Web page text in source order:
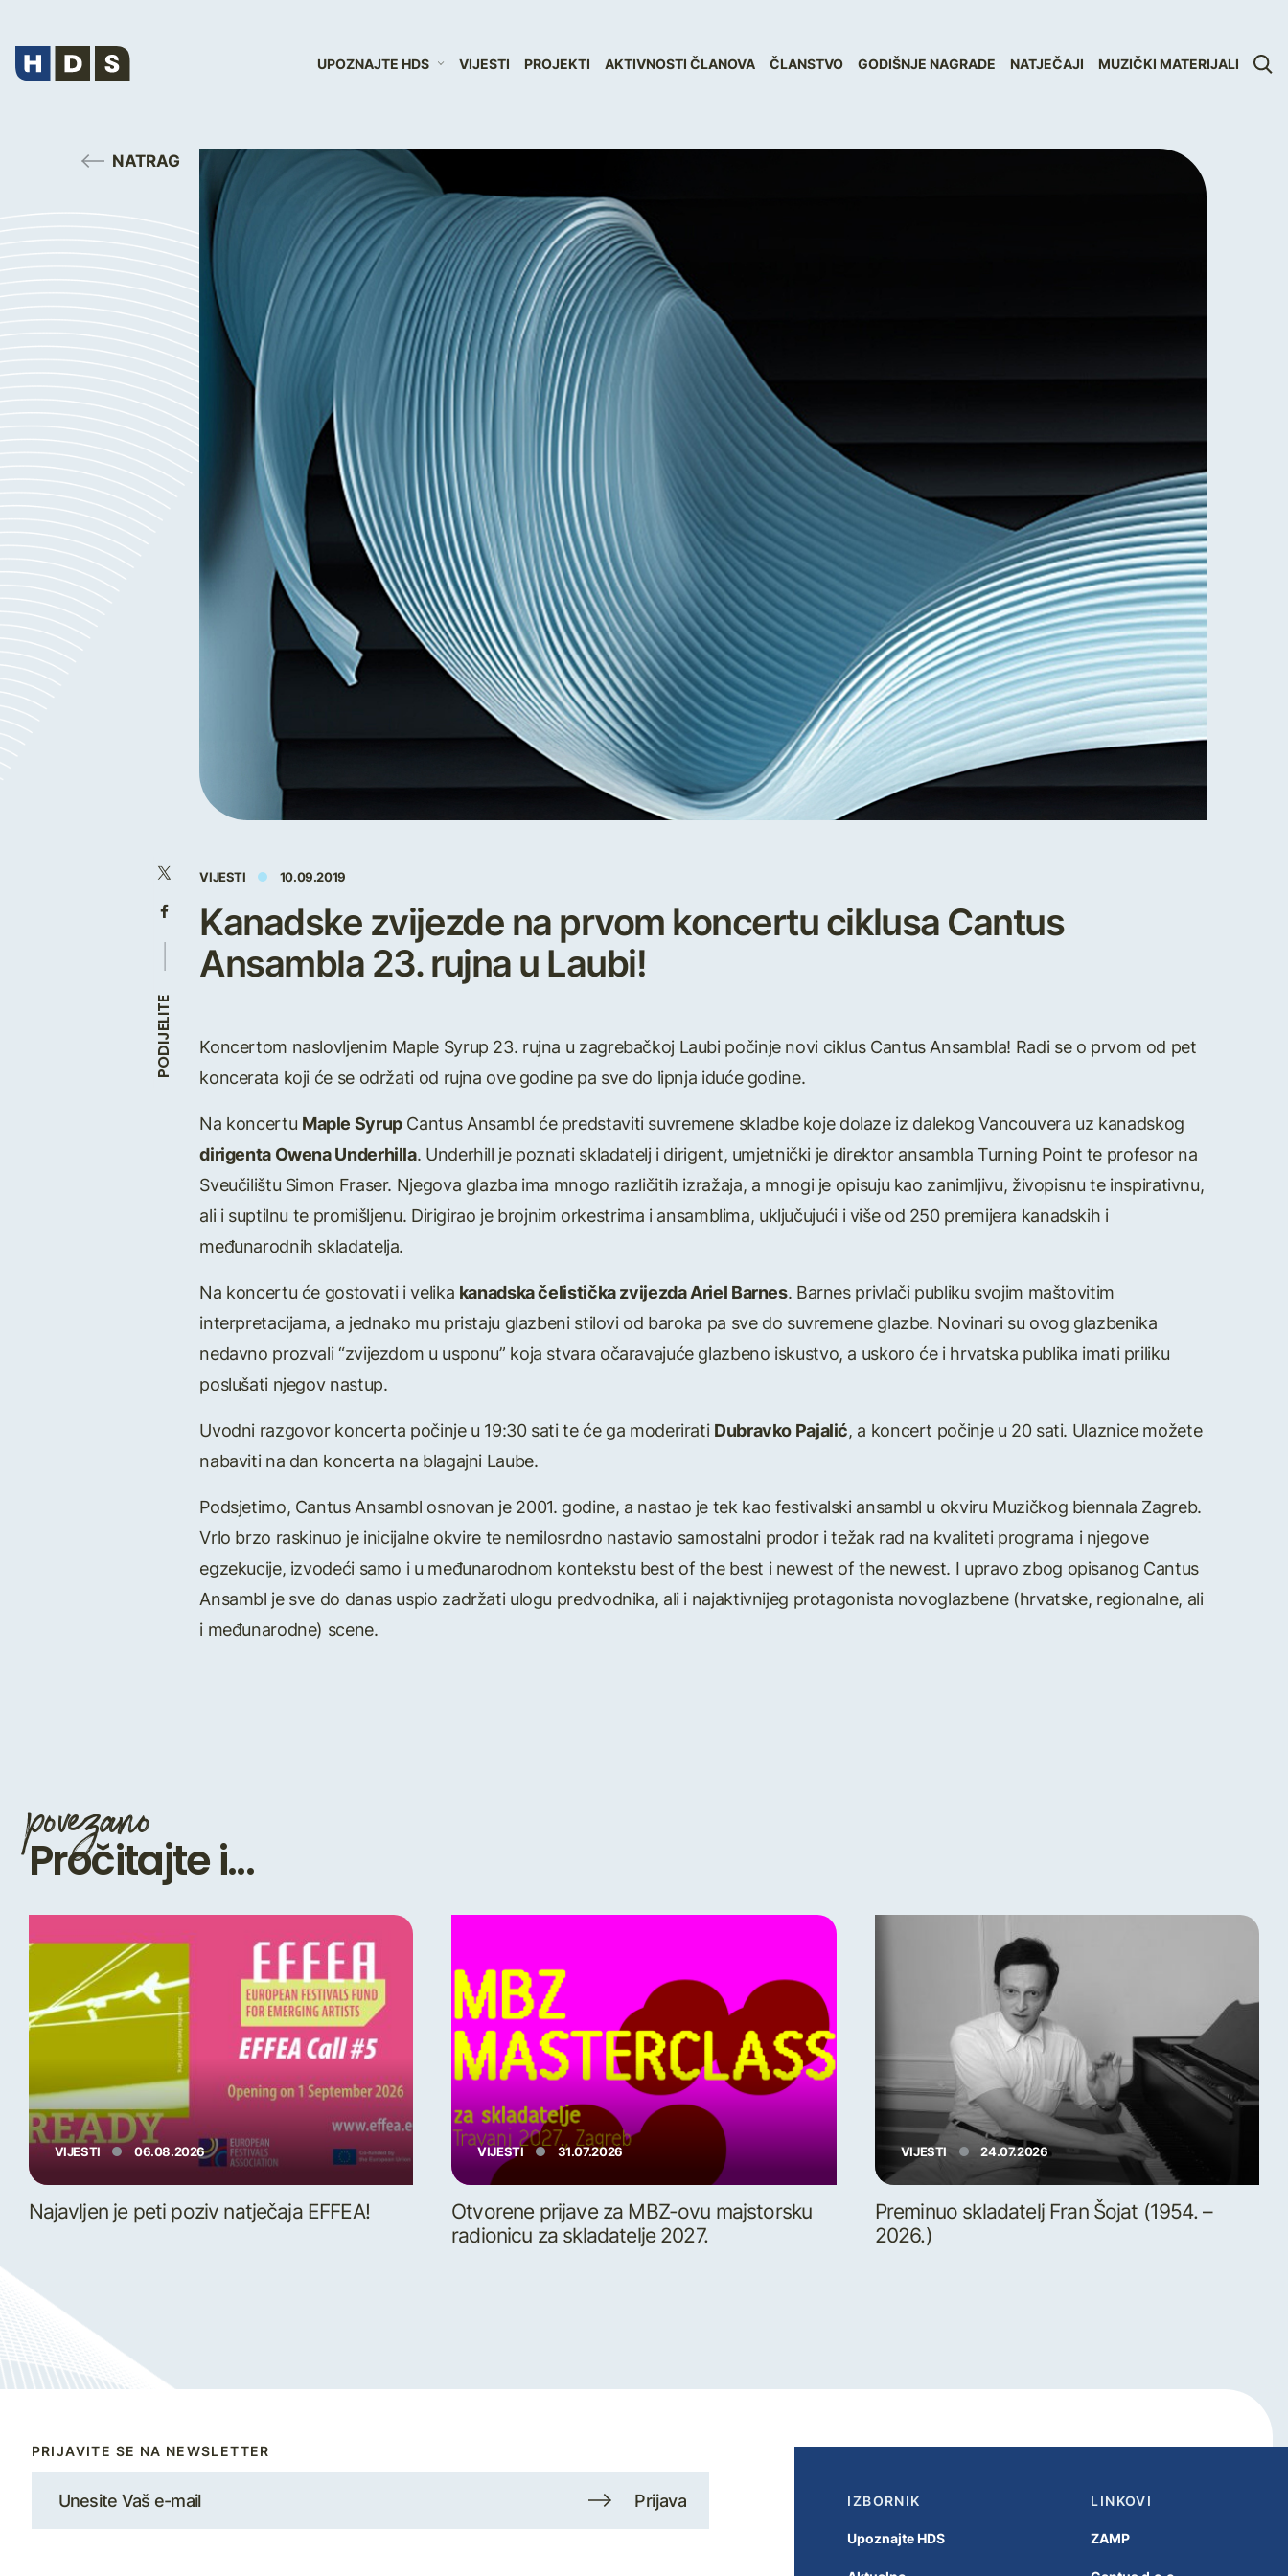
UPOZNAJTE HDS VIJESTI PROJEKTI AKTIVNOSTI ČLANOVA ČLANSTVO GODIŠNJE NAGRADE NATJEČAJI MUZIČKI MATERIJALI
NATRAG
PODIJELITE
VIJESTI 10.09.2019
Kanadske zvijezde na prvom koncertu ciklusa Cantus
Ansambla 23. rujna u Laubi!
Koncertom naslovljenim Maple Syrup 23. rujna u zagrebačkoj Laubi počinje novi ciklus Cantus Ansambla! Radi se o prvom od pet
koncerata koji će se održati od rujna ove godine pa sve do lipnja iduće godine.
Na koncertu Maple SyrupCantus Ansambl će predstaviti suvremene skladbe koje dolaze iz dalekog Vancouvera uz kanadskog
dirigenta Owena Underhilla. Underhill je poznati skladatelj i dirigent, umjetnički je direktor ansambla Turning Point te profesor na
Sveučilištu Simon Fraser. Njegova glazba ima mnogo različitih izražaja, a mnogi je opisuju kao zanimljivu, živopisnu te inspirativnu,
ali i suptilnu te promišljenu. Dirigirao je brojnim orkestrima i ansamblima, uključujući i više od 250 premijera kanadskih i
međunarodnih skladatelja.
Na koncertu će gostovati i velika kanadska čelistička zvijezda Ariel Barnes. Barnes privlači publiku svojim maštovitim
interpretacijama, a jednako mu pristaju glazbeni stilovi od baroka pa sve do suvremene glazbe. Novinari su ovog glazbenika
nedavno prozvali “zvijezdom u usponu” koja stvara očaravajuće glazbeno iskustvo, a uskoro će i hrvatska publika imati priliku
poslušati njegov nastup.
Uvodni razgovor koncerta počinje u 19:30 sati te će ga moderiratiDubravko Pajalić, a koncert počinje u 20 sati. Ulaznice možete
nabaviti na dan koncerta na blagajni Laube.
Podsjetimo, Cantus Ansambl osnovan je 2001. godine, a nastao je tek kao festivalski ansambl u okviru Muzičkog biennala Zagreb.
Vrlo brzo raskinuo je inicijalne okvire te nemilosrdno nastavio samostalni prodor i težak rad na kvaliteti programa i njegove
egzekucije, izvodeći samo i u međunarodnom kontekstu best of the best i newest of the newest. I upravo zbog opisanog Cantus
Ansambl je sve do danas uspio zadržati ulogu predvodnika, ali i najaktivnijeg protagonista novoglazbene (hrvatske, regionalne, ali
i međunarodne) scene.
povezano
Pročitajte i...
VIJESTI 06.08.2026
Najavljen je peti poziv natječaja EFFEA!
VIJESTI 31.07.2026
Otvorene prijave za MBZ-ovu majstorsku
radionicu za skladatelje 2027.
VIJESTI 24.07.2026
Preminuo skladatelj Fran Šojat (1954. –
2026.)
PRIJAVITE SE NA NEWSLETTER
Prijava IZBORNIK
Upoznajte HDS
LINKOVI
ZAMP